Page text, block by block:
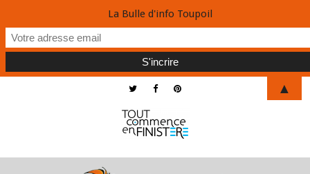
La Bulle d'info Toupoil
▲